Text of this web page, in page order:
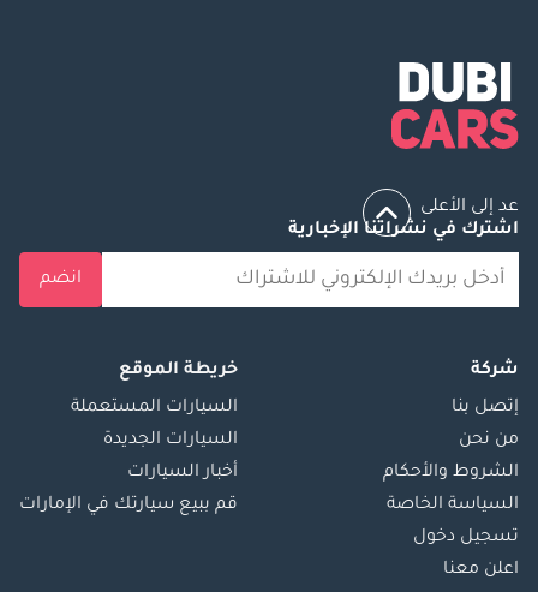
عد إلى الأعلى
اشترك في نشراتنا الإخبارية
انضم
شركة
إتصل بنا
من نحن
الشروط والأحكام
السياسة الخاصة
تسجيل دخول
اعلن معنا
خريطة الموقع
السيارات المستعملة
السيارات الجديدة
أخبار السيارات
قم ببيع سيارتك في الإمارات